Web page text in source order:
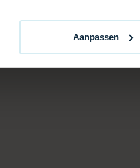
Aanpassen